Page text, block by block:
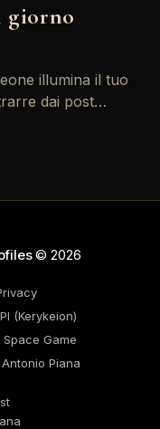
giorno
dai post
spinge verso il
© 2026
(Kerykeion)
Game
Piana